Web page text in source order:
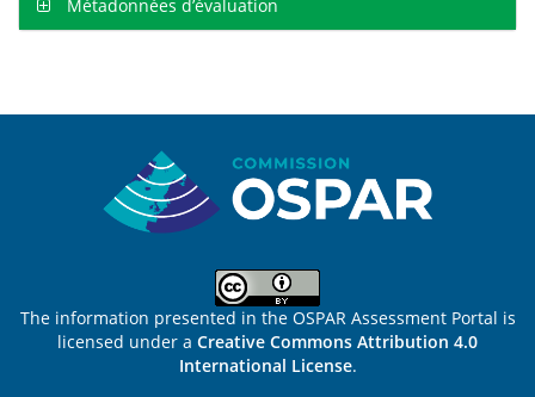
Métadonnées d’évaluation
The information presented in the OSPAR Assessment Portal is
licensed under a Creative Commons Attribution 4.0
International License.